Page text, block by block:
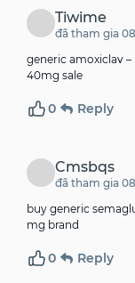
Tiwime
đã tham gia
generic amoxiclav –
40mg sale
0 Reply
Cmsbqs
đã tham gia
buy generic
mg brand
0 Reply